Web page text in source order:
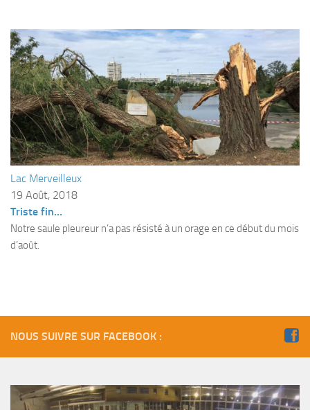
Plongeur N3
Maintien des acquis
Guide de palanquée N4
Initiateur
Moniteur Fédéral
Organisation
Responsables
Fosse
APNEE
Sorties 2024
Sorties 2023
Sorties 2021
Lac Merveilleux
19 Août, 2018
Triste fin…
Notre saule pleureur n’a pas résisté à un orage en ce début du mois
d’août.
NOUS SUIVRE SUR FACEBOOK :